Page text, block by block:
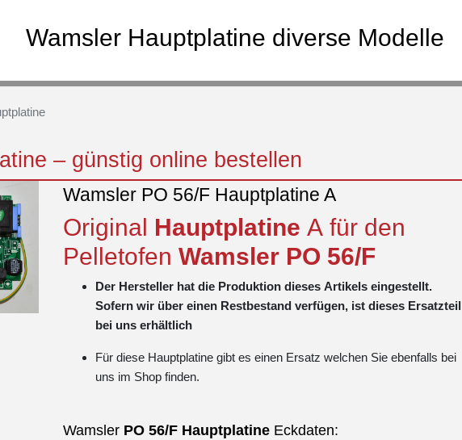
Wamsler Hauptplatine diverse Modelle
– günstig online bestellen
Wamsler PO 56/F Hauptplatine A
Original Hauptplatine A für den
Pelletofen Wamsler PO 56/F
Der Hersteller hat die Produktion dieses Artikels eingestellt.
Sofern wir über einen Restbestand verfügen, ist dieses Ersatzteil
bei uns erhältlich
Für diese Hauptplatine gibt es einen Ersatz welchen Sie ebenfalls bei
uns im Shop finden.
Wamsler PO 56/F HauptplatineEckdaten: